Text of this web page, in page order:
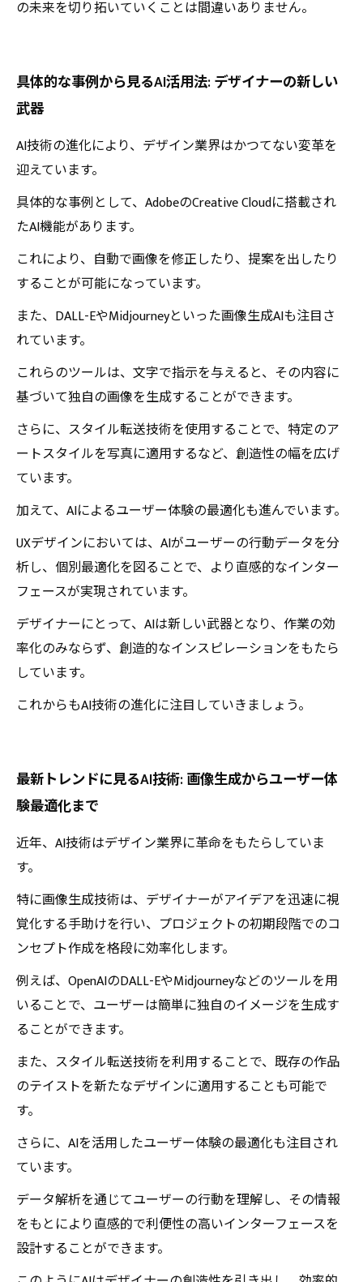
の未来を切り拓いていくことは間違いありません。
具体的な事例から見るAI活用法: デザイナーの新しい
武器
AI技術の進化により、デザイン業界はかつてない変革を
迎えています。
具体的な事例として、AdobeのCreative Cloudに搭載され
たAI機能があります。
これにより、自動で画像を修正したり、提案を出したり
することが可能になっています。
また、DALL-EやMidjourneyといった画像生成AIも注目さ
れています。
これらのツールは、文字で指示を与えると、その内容に
基づいて独自の画像を生成することができます。
さらに、スタイル転送技術を使用することで、特定のア
ートスタイルを写真に適用するなど、創造性の幅を広げ
ています。
加えて、AIによるユーザー体験の最適化も進んでいます。
UXデザインにおいては、AIがユーザーの行動データを分
析し、個別最適化を図ることで、より直感的なインター
フェースが実現されています。
デザイナーにとって、AIは新しい武器となり、作業の効
率化のみならず、創造的なインスピレーションをもたら
しています。
これからもAI技術の進化に注目していきましょう。
最新トレンドに見るAI技術: 画像生成からユーザー体
験最適化まで
近年、AI技術はデザイン業界に革命をもたらしていま
す。
特に画像生成技術は、デザイナーがアイデアを迅速に視
覚化する手助けを行い、プロジェクトの初期段階でのコ
ンセプト作成を格段に効率化します。
例えば、OpenAIのDALL-EやMidjourneyなどのツールを用
いることで、ユーザーは簡単に独自のイメージを生成す
ることができます。
また、スタイル転送技術を利用することで、既存の作品
のテイストを新たなデザインに適用することも可能で
す。
さらに、AIを活用したユーザー体験の最適化も注目され
ています。
データ解析を通じてユーザーの行動を理解し、その情報
をもとにより直感的で利便性の高いインターフェースを
設計することができます。